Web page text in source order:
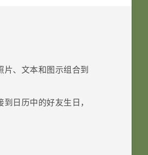
片、文本和图示组合到
到日历中的好友生日，